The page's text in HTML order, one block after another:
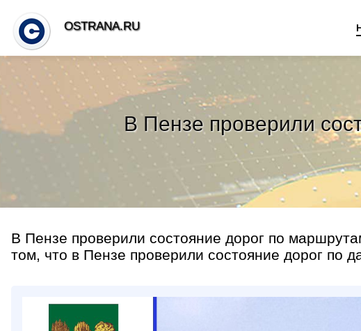
В Пензе проверили
В Пензе проверили состояние дорог по
том, что в Пензе проверили состояние дорог по
OSTRANA.RU